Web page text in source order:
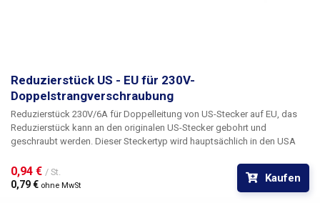
Reduzierstück US - EU für 230V-
Doppelstrangverschraubung
Reduzierstück 230V/6A für Doppelleitung von US-Stecker auf EU, das
Reduzierstück kann an den originalen US-Stecker gebohrt und
geschraubt werden. Dieser Steckertyp wird hauptsächlich in den USA
Steckdosen mit diesem Steckertyp gerade wegen der Touristen aus den
USA installiert sind. ACHTUNG! Das Reduzierstück wandelt die
Spannung 110/230V nicht um, sondern dient nur als mechanisches
0,94 € / St.
0,79 € ohne MwSt
Kaufen